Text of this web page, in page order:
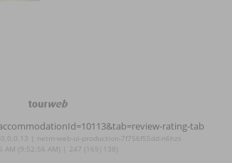
TourWeb
©
NetMatch
rating-tab
| netm-web-ui-production-7f756f55dd-n6hzs
AM (9:52:56 AM) | 247 (169|138)